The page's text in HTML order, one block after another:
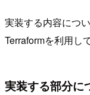
実装する内容につ
Terraformを利用し
実装する部分に